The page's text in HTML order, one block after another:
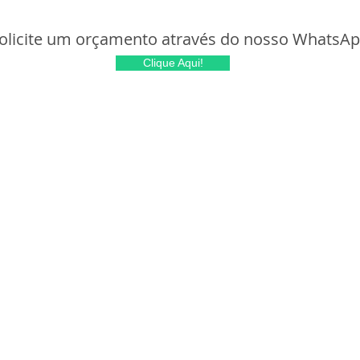
um orçamento através do nosso
Clique Aqui!